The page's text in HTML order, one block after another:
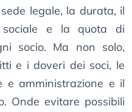
legale, la durata, il
e la quota di
socio. Ma non solo,
e i doveri dei soci, le
e amministrazione e il
Onde evitare possibili